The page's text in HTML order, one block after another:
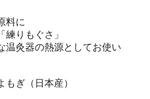
料に
練りもぐさ」
温灸器の熱源としてお使い
もぎ（日本産）